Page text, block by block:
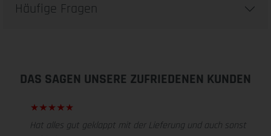
Häufige Fragen
DAS SAGEN UNSERE ZUFRIEDENEN KUNDEN
Hat alles gut geklappt mit der Lieferung und auch sonst